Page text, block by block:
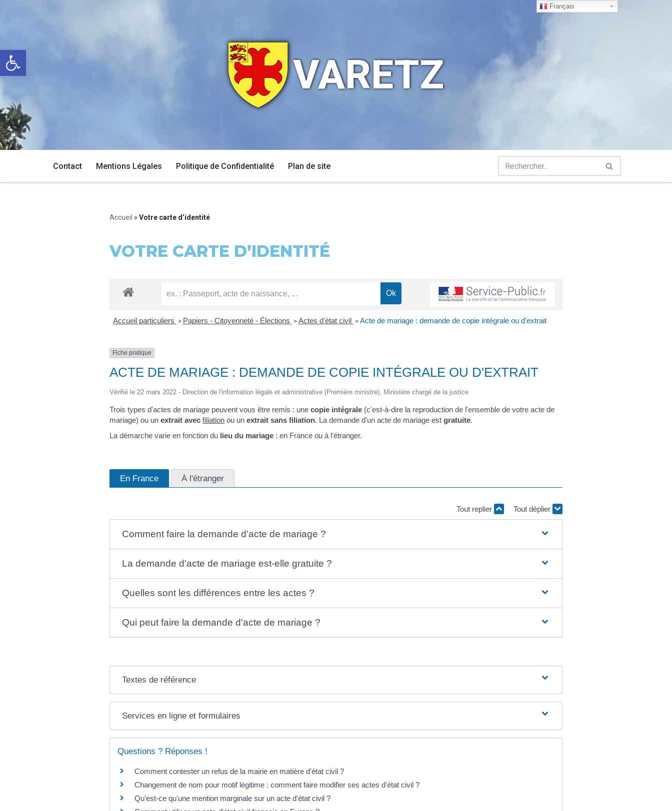
Ouvrir la barre d’outils
contenu
VARETZ
Contact Mentions Légales Politique de Confidentialité Plan de site
Accueil » Votre carte d’identité
VOTRE CARTE D’IDENTITÉ
Accueil particuliers > Papiers - Citoyenneté - Élections > Actes d'état civil > Acte de mariage : demande de copie intégrale ou d'extrait
Fiche pratique
ACTE DE MARIAGE : DEMANDE DE COPIE INTÉGRALE OU D'EXTRAIT
Vérifié le 22 mars 2022 - Direction de l'information légale et administrative (Première ministre), Ministère chargé de la justice
Trois types d'actes de mariage peuvent vous être remis : une copie intégrale (c'est-à-dire la reproduction de l'ensemble de votre acte de
mariage) ou un extrait avec filiation ou un extrait sans filiation. La demande d'un acte de mariage est gratuite.
La démarche varie en fonction du lieu du mariage : en France ou à l'étranger.
En France À l'étranger
Tout replier Tout déplier
Comment faire la demande d'acte de mariage ?
La demande d'acte de mariage est-elle gratuite ?
Quelles sont les différences entre les actes ?
Qui peut faire la demande d'acte de mariage ?
Textes de référence
Services en ligne et formulaires
Questions ? Réponses !
Comment contester un refus de la mairie en matière d'état civil ?
Changement de nom pour motif légitime : comment faire modifier ses actes d'état civil ?
Qu'est-ce qu'une mention marginale sur un acte d'état civil ?
Français